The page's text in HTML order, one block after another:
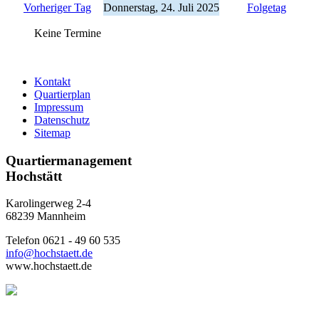
Vorheriger Tag Donnerstag, 24. Juli 2025 Folgetag
Keine Termine
Kontakt
Quartierplan
Impressum
Datenschutz
Sitemap
Quartiermanagement
Hochstätt
Karolingerweg 2-4
68239 Mannheim
Telefon 0621 - 49 60 535
info@hochstaett.de
www.hochstaett.de